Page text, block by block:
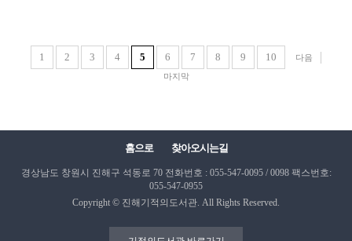
1 2 3 4 5 6 7 8 9 10
다음
마지막
홈으로 찾아오시는길
경상남도 창원시 진해구 석동로 70전화번호 : 055-547-0095 / 0098팩스번호:
055-547-0955
Copyright © 진해기적의도서관. All Rights Reserved.